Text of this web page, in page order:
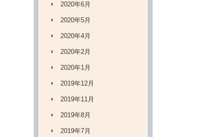
2020年6月
2020年5月
2020年4月
2020年2月
2020年1月
2019年12月
2019年11月
2019年8月
2019年7月